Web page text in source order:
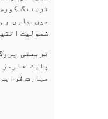
شمولیت
تربیتی
پلیٹ
مہارت